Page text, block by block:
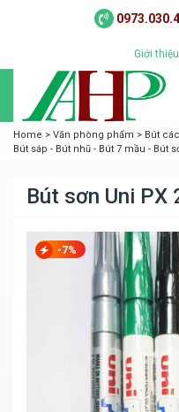
Giới thiệu
Home > Văn phòng phẩm > Bút
Bút sáp - Bút nhũ - Bút 7 mầu - Bút
Bút sơn Uni PX
-7%